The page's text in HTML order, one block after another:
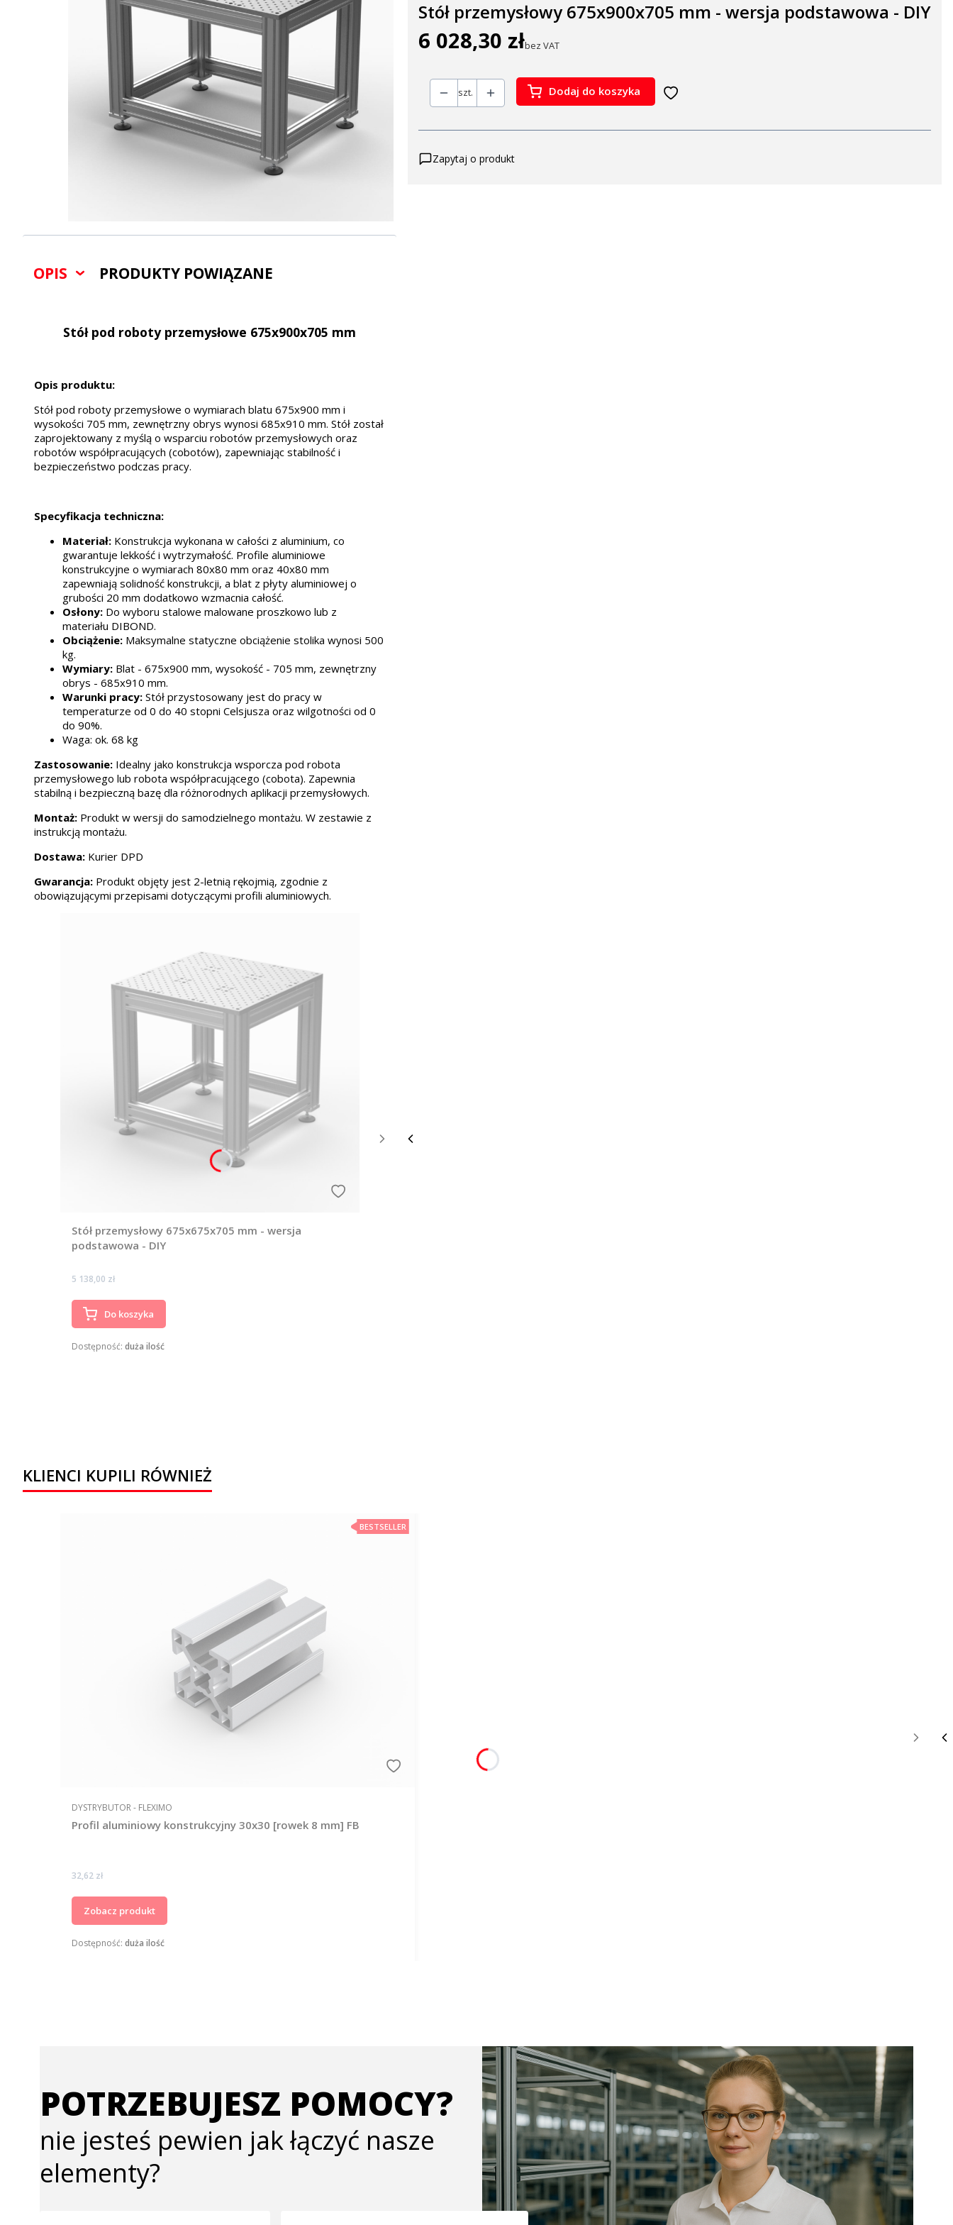
OPIS PRODUKTY POWIĄZANE
Stół pod roboty przemysłowe 675x900x705 mm
Opis produktu:
Stół pod roboty przemysłowe o wymiarach blatu 675x900 mm i
wysokości 705 mm, zewnętrzny obrys wynosi 685x910 mm. Stół został
zaprojektowany z myślą o wsparciu robotów przemysłowych oraz
robotów współpracujących (cobotów), zapewniając stabilność i
bezpieczeństwo podczas pracy.
Specyfikacja techniczna:
Materiał: Konstrukcja wykonana w całości z aluminium, co
gwarantuje lekkość i wytrzymałość. Profile aluminiowe
konstrukcyjne o wymiarach 80x80 mm oraz 40x80 mm
zapewniają solidność konstrukcji, a blat z płyty aluminiowej o
grubości 20 mm dodatkowo wzmacnia całość.
Osłony: Do wyboru stalowe malowane proszkowo lub z
materiału DIBOND.
Obciążenie: Maksymalne statyczne obciążenie stolika wynosi 500
kg.
Wymiary: Blat - 675x900 mm, wysokość - 705 mm, zewnętrzny
obrys - 685x910 mm.
Warunki pracy: Stół przystosowany jest do pracy w
temperaturze od 0 do 40 stopni Celsjusza oraz wilgotności od 0
do 90%.
Waga: ok. 68 kg
Zastosowanie: Idealny jako konstrukcja wsporcza pod robota
przemysłowego lub robota współpracującego (cobota). Zapewnia
stabilną i bezpieczną bazę dla różnorodnych aplikacji przemysłowych.
Montaż: Produkt w wersji do samodzielnego montażu. W zestawie z
instrukcją montażu.
Dostawa: Kurier DPD
Gwarancja: Produkt objęty jest 2-letnią rękojmią, zgodnie z
obowiązującymi przepisami dotyczącymi profili aluminiowych.
Stół przemysłowy 675x675x705 mm - wersja
podstawowa - DIY
Cena
5 138,00 zł
Do koszyka
Dostępność:duża ilość
Stół przemysłowy 675x900x705 mm - wersja podstawowa - DIY
Cena
6 028,30 złbez VAT
szt. Dodaj do koszyka
Zapytaj o produkt
KLIENCI KUPILI RÓWNIEŻ
BESTSELLER
Profil aluminiowy konstrukcyjny 30x30 [rowek 8 mm] FB
PRODUCENT
DYSTRYBUTOR - FLEXIMO
Cena
32,62 zł
Zobacz produkt
Dostępność:duża ilość
POTRZEBUJESZ POMOCY?
nie jesteś pewien jak łączyć nasze
elementy?